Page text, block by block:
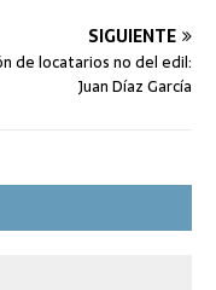
SIGUIENTE
de locatarios no del edil:
Juan Díaz García